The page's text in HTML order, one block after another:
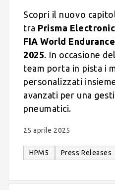
Scopri il nuovo
tra Prisma
FIA World
2025. In occasione
team porta in pista i
personalizzati
avanzati per una
pneumatici.
25 aprile 2025
HPM5 Press Releases